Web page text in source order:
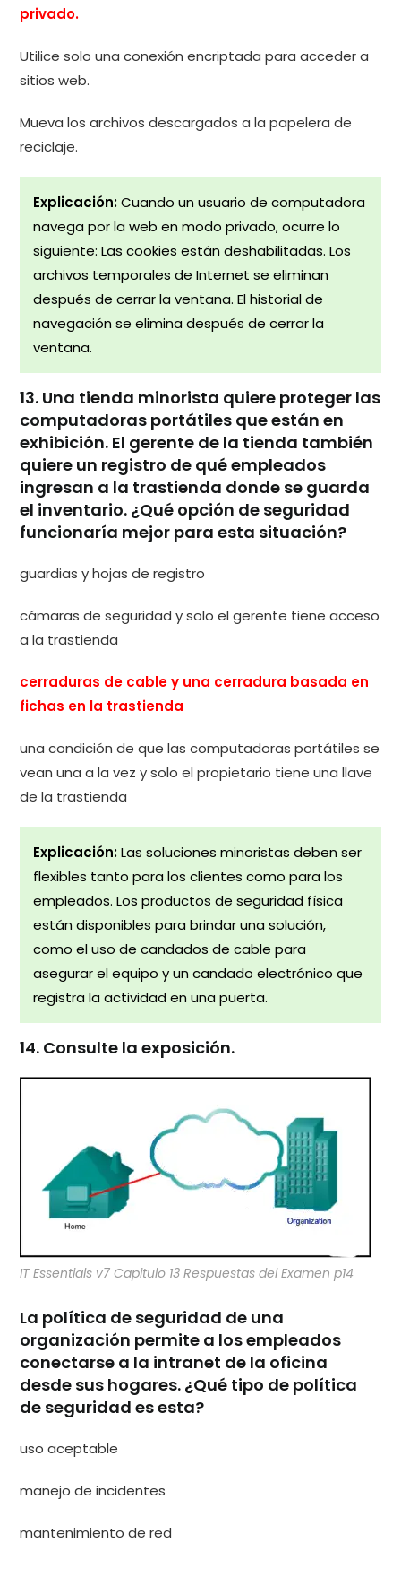
privado.
Utilice solo una conexión encriptada para acceder a
sitios web.
Mueva los archivos descargados a la papelera de
reciclaje.
Explicación:Cuando un usuario de computadora
navega por la web en modo privado, ocurre lo
siguiente: Las cookies están deshabilitadas. Los
archivos temporales de Internet se eliminan
después de cerrar la ventana. El historial de
navegación se elimina después de cerrar la
ventana.
13. Una tienda minorista quiere proteger las
computadoras portátiles que están en
exhibición. El gerente de la tienda también
quiere un registro de qué empleados
ingresan a la trastienda donde se guarda
el inventario. ¿Qué opción de seguridad
funcionaría mejor para esta situación?
guardias y hojas de registro
cámaras de seguridad y solo el gerente tiene acceso
a la trastienda
cerraduras de cable y una cerradura basada en
fichas en la trastienda
una condición de que las computadoras portátiles se
vean una a la vez y solo el propietario tiene una llave
de la trastienda
Explicación:Las soluciones minoristas deben ser
flexibles tanto para los clientes como para los
empleados. Los productos de seguridad física
están disponibles para brindar una solución,
como el uso de candados de cable para
asegurar el equipo y un candado electrónico que
registra la actividad en una puerta.
14. Consulte la exposición.
IT Essentials v7 Capitulo 13 Respuestas del Examen p14
La política de seguridad de una
organización permite a los empleados
conectarse a la intranet de la oficina
desde sus hogares. ¿Qué tipo de política
de seguridad es esta?
uso aceptable
manejo de incidentes
mantenimiento de red